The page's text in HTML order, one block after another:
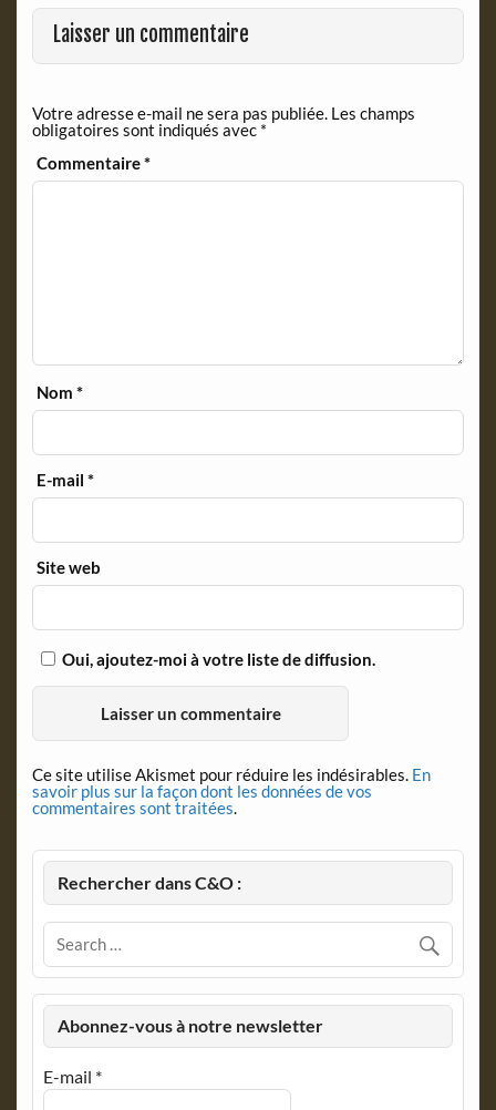
o
k
r
e
d
l
y
Laisser un commentaire
Votre adresse e-mail ne sera pas publiée. Les champs
obligatoires sont indiqués avec *
Commentaire*
Nom*
E-mail*
Site web
Oui, ajoutez-moi à votre liste de diffusion.
Ce site utilise Akismet pour réduire les indésirables. En
savoir plus sur la façon dont les données de vos
commentaires sont traitées.
Rechercher dans C&O :
Abonnez-vous à notre newsletter
E-mail *